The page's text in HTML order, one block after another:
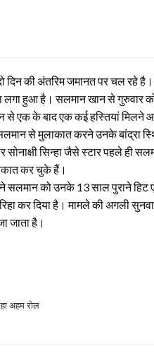
दिन की अंतरिम जमानत पर चल रहे
हुआ है। सलमान खान से गुरुवार को
से एक के बाद एक कई हस्तियां मिलने
से मुलाकात करने उनके बांद्रा
सोनाक्षी सिन्हा जैसे स्टार पहले
कर चुके हैं।
सलमान को उनके 13 साल पुराने हिट
रिहा कर दिया है। मामले की अगली
जाता है।
अहम रोल